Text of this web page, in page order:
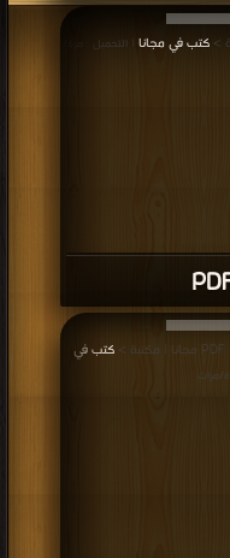
كتب في مجانا | التحميل : مرة/
كتب في
مرات